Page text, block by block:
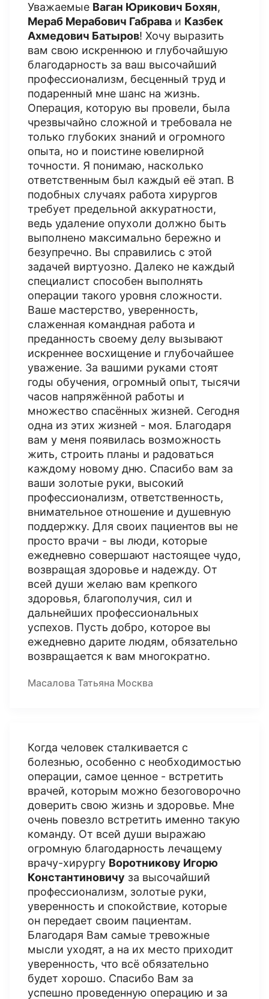
Уважаемые Ваган Юрикович Бохян,
Мераб Мерабович Габрава и Казбек
Ахмедович Батыров! Хочу выразить
вам свою искреннюю и глубочайшую
благодарность за ваш высочайший
профессионализм, бесценный труд и
подаренный мне шанс на жизнь.
Операция, которую вы провели, была
чрезвычайно сложной и требовала не
только глубоких знаний и огромного
опыта, но и поистине ювелирной
точности. Я понимаю, насколько
ответственным был каждый её этап. В
подобных случаях работа хирургов
требует предельной аккуратности,
ведь удаление опухоли должно быть
выполнено максимально бережно и
безупречно. Вы справились с этой
задачей виртуозно. Далеко не каждый
специалист способен выполнять
операции такого уровня сложности.
Ваше мастерство, уверенность,
слаженная командная работа и
преданность своему делу вызывают
искреннее восхищение и глубочайшее
уважение. За вашими руками стоят
годы обучения, огромный опыт, тысячи
часов напряжённой работы и
множество спасённых жизней. Сегодня
одна из этих жизней - моя. Благодаря
вам у меня появилась возможность
жить, строить планы и радоваться
каждому новому дню. Спасибо вам за
ваши золотые руки, высокий
профессионализм, ответственность,
внимательное отношение и душевную
поддержку. Для своих пациентов вы не
просто врачи - вы люди, которые
ежедневно совершают настоящее чудо,
возвращая здоровье и надежду. От
всей души желаю вам крепкого
здоровья, благополучия, сил и
дальнейших профессиональных
успехов. Пусть добро, которое вы
ежедневно дарите людям, обязательно
возвращается к вам многократно.
Масалова Татьяна Москва
Когда человек сталкивается с
болезнью, особенно с необходимостью
операции, самое ценное - встретить
врачей, которым можно безоговорочно
доверить свою жизнь и здоровье. Мне
очень повезло встретить именно такую
команду. От всей души выражаю
огромную благодарность лечащему
врачу-хирургу Воротникову Игорю
Константиновичу за высочайший
профессионализм, золотые руки,
уверенность и спокойствие, которые
он передает своим пациентам.
Благодаря Вам самые тревожные
мысли уходят, а на их место приходит
уверенность, что всё обязательно
будет хорошо. Спасибо Вам за
успешно проведенную операцию и за